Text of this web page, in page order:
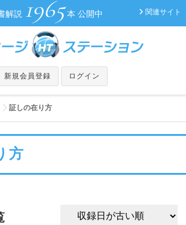
関連サイト
解説 1965 本 公開中
新規会員登録 ログイン
証しの在り方
方